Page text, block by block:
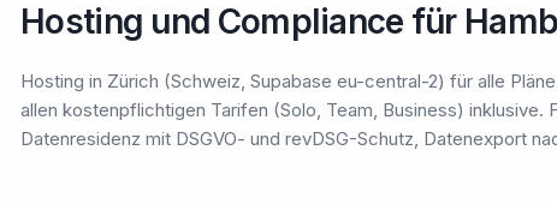
Hosting und Compliance für
Hosting in Zürich (Schweiz, Supabase eu-central-2) für alle
allen kostenpflichtigen Tarifen (Solo, Team, Business)
Datenresidenz mit DSGVO- und revDSG-Schutz, Datenexport